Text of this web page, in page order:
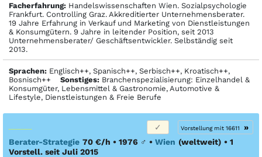
Facher­fahrung: Handelswissenschaften Wien. Sozialpsychologie
Frankfurt. Controlling Graz. Akkreditierter Unternehmensberater.
19 Jahre Erfahrung in Verkauf und Marketing von Dienstleistungen
& Konsumgütern. 9 Jahre in leitender Position, seit 2013
Unternehmensberater/ Geschäftsentwickler. Selbständig seit
2013.
Sprachen: Englisch++, Spanisch++, Serbisch++, Kroatisch++,
Bosnisch++ Sonstiges: Branchenspezialisierung: Einzelhandel &
Konsumgüter, Lebensmittel & Gastronomie, Automotive &
Lifestyle, Dienstleistungen & Freie Berufe
Vorstellung mit 16611
»
Berater-Strategie 70 €/h • 1976 ♂ • Wien (weltweit) • 1
Vorstell. seit Juli 2015